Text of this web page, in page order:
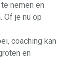
nemen en
Of je nu op
coaching kan
en